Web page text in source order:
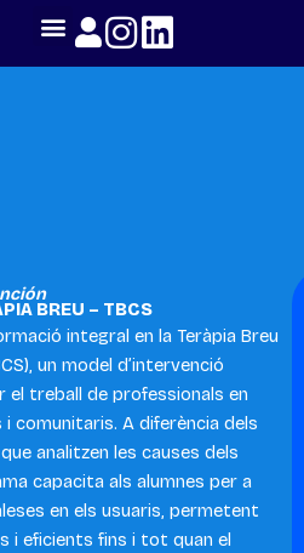
BREU – TBCS
integral en la Teràpia Breu
un model d’intervenció
treball de professionals en
comunitaris. A diferència dels
analitzen les causes dels
capacita als alumnes per a
en els usuaris, permetent
i eficients fins i tot quan el